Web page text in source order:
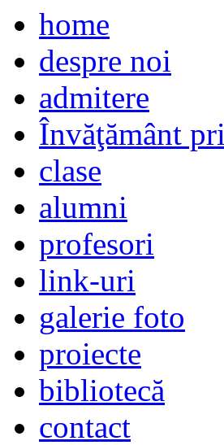
home
despre noi
admitere
Învăţământ
clase
alumni
profesori
link-uri
galerie foto
proiecte
bibliotecă
contact